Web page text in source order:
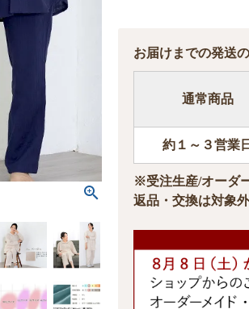
お届けまでの発送
通常商品
約１～３営業日
※受注生産/オーダ
返品・交換は対象